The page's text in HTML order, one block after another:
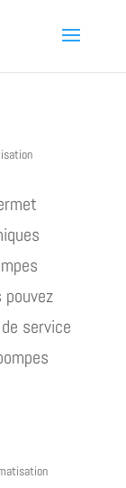
service